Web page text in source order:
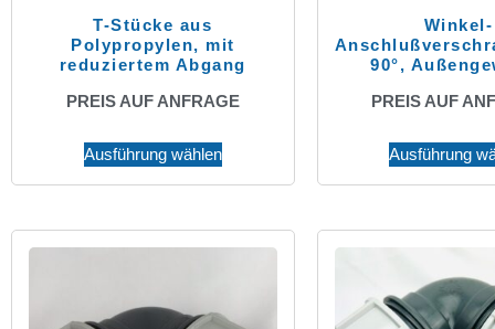
T-Stücke aus
Polypropylen, mit
reduziertem Abgang
PREIS AUF ANFRAGE
Ausführung wählen
Winkel-
90°,
PREIS AUF
Ausführung